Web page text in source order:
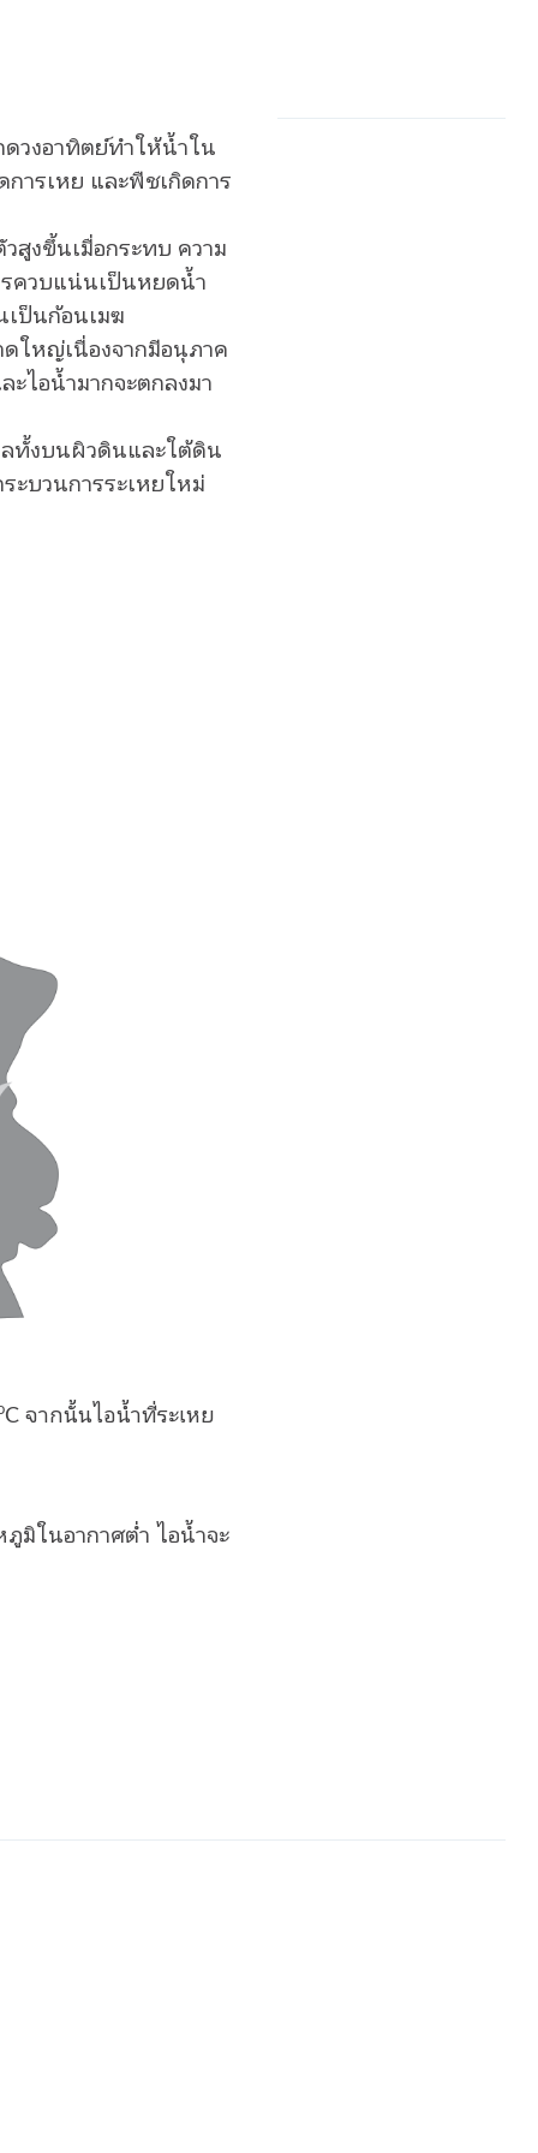
ดวงอาทิตย์ทำให้น้ำใน
การเหย และพืชเกิดการ
สูงขึ้นเมื่อกระทบ ความ
รควบแน่นเป็นหยดน้ำ
เป็นก้อนเมฆ
ดใหญ่เนื่องจากมีอนุภาค
ะไอน้ำมากจะตกลงมา
ทั้งบนผิวดินและใต้ดิน
ะบวนการระเหยใหม่
C จากนั้นไอน้ำที่ระเหย
มิในอากาศต่ำ ไอน้ำจะ